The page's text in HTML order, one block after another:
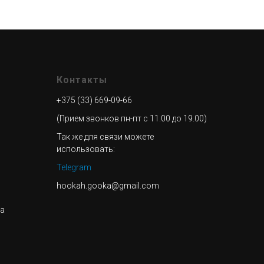
Контакты
+375 (33) 669-09-66
(Прием звонков пн-пт с 11.00 до 19.00)
Так же для связи можете
использовать:
Telegram
hookah.gooka@gmail.com